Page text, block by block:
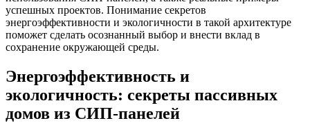
успешных проектов. Понимание секретов
энергоэффективности и экологичности в такой архитектуре
поможет сделать осознанный выбор и внести вклад в
сохранение окружающей среды.
Энергоэффективность и
экологичность: секреты пассивных
домов из СИП-панелей